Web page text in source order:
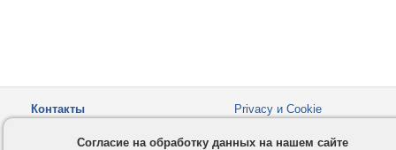
Контакты
Privacy и Cookie
Согласие на обработку данных на нашем сайте